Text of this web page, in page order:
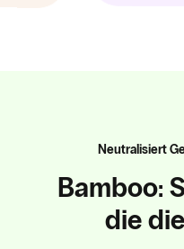
Neutralisiert
Bamboo:
die